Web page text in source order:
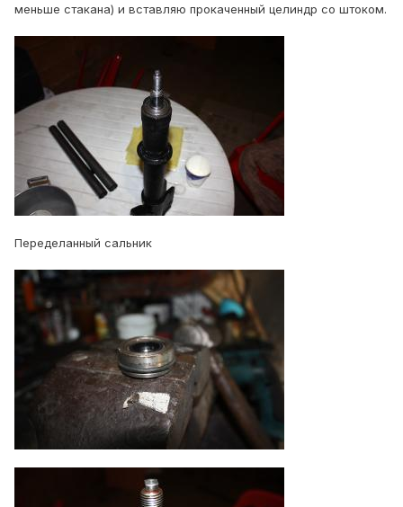
меньше стакана) и вставляю прокаченный целиндр со штоком.
Переделанный сальник